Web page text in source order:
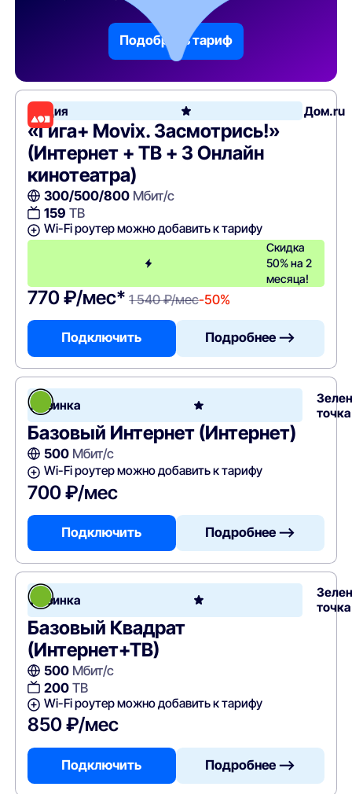
Подобрать тариф
Акция Дом.ru
«Гига+ Movix. Засмотрись!»
(Интернет + ТВ + 3 Онлайн
кинотеатра)
300/500/800Мбит/с
159 ТВ
Wi-Fi роутер можно добавить к тарифу
Скидка
50% на 2
месяца!
770 ₽/мес* 1 540 ₽/мес-50%
Подключить Подробнее —>
Новинка
точка
Базовый Интернет (Интернет)
500Мбит/с
Wi-Fi роутер можно добавить к тарифу
700 ₽/мес
Подключить Подробнее —>
Новинка
точка
Базовый Квадрат
(Интернет+ТВ)
500Мбит/с
200ТВ
Wi-Fi роутер можно добавить к тарифу
850 ₽/мес
Подключить Подробнее —>